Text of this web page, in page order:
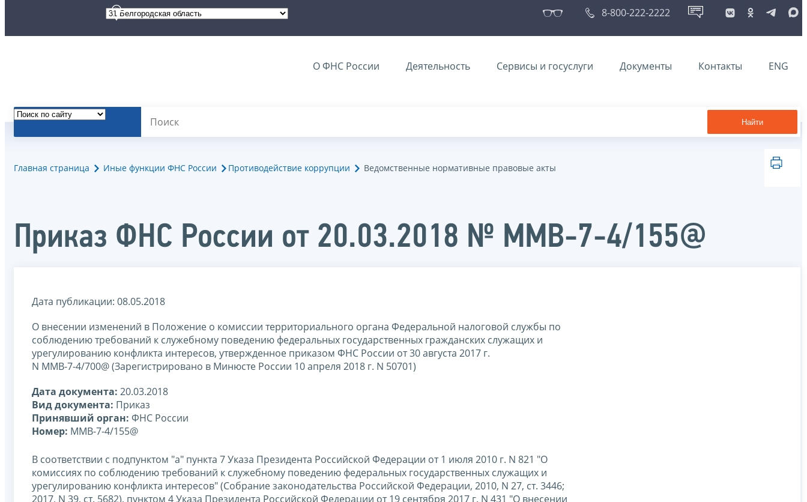
8-800-222-2222
О ФНС России Деятельность Сервисы и госуслуги Документы Контакты ENG
Найти
Главная страница Иные функции ФНС России Противодействие коррупции Ведомственные нормативные правовые акты
Приказ ФНС России от 20.03.2018 № ММВ-7-4/155@
Дата публикации: 08.05.2018
О внесении изменений в Положение о комиссии территориального органа Федеральной налоговой службы по
соблюдению требований к служебному поведению федеральных государственных гражданских служащих и
урегулированию конфликта интересов, утвержденное приказом ФНС России от 30 августа 2017 г.
N ММВ-7-4/700@ (Зарегистрировано в Минюсте России 10 апреля 2018 г. N 50701)
Дата документа: 20.03.2018
Вид документа: Приказ
Принявший орган: ФНС России
Номер: ММВ-7-4/155@
В соответствии с подпунктом "а" пункта 7 Указа Президента Российской Федерации от 1 июля 2010 г. N 821 "О
комиссиях по соблюдению требований к служебному поведению федеральных государственных служащих и
урегулированию конфликта интересов" (Собрание законодательства Российской Федерации, 2010, N 27, ст. 3446;
2017, N 39, ст. 5682), пунктом 4 Указа Президента Российской Федерации от 19 сентября 2017 г. N 431 "О внесении